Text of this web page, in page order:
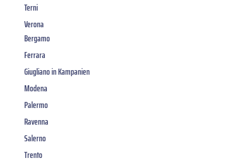
Terni
Verona
Bergamo
Ferrara
Giugliano in Kampanien
Modena
Palermo
Ravenna
Salerno
Trento